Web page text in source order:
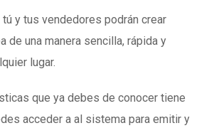
y tus vendedores podrán crear
de una manera sencilla, rápida y
lugar.
que ya debes de conocer tiene
acceder a al sistema para emitir y